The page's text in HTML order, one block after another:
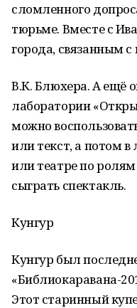
сломленного
тюрьме. Вместе с
города, связанным
В.К. Блюхера. А ещё
лаборатории
можно
или текст, а потом
или театре по
сыграть спектакль.
Кунгур
Кунгур был
«Библиокаравана-
Этот старинный